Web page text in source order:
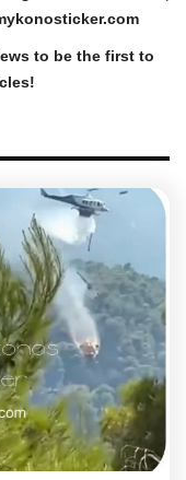
.com
to be the first to